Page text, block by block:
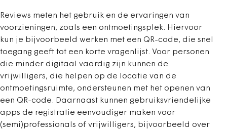
Reviews meten het gebruik en de ervaringen van
voorzieningen, zoals een ontmoetingsplek. Hiervoor
kun je bijvoorbeeld werken met een QR-code, die snel
toegang geeft tot een korte vragenlijst. Voor personen
die minder digitaal vaardig zijn kunnen de
vrijwilligers, die helpen op de locatie van de
ontmoetingsruimte, ondersteunen met het openen van
een QR-code. Daarnaast kunnen gebruiksvriendelijke
apps de registratie eenvoudiger maken voor
(semi)professionals of vrijwilligers, bijvoorbeeld over